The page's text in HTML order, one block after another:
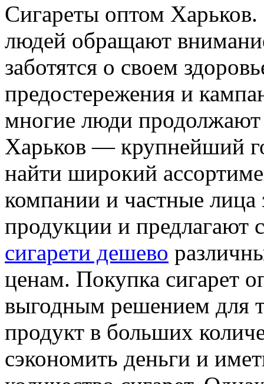
Сигареты оптом
людей обращают
заботятся о своем
предостережения и
многие люди продолжают
Харьков — крупнейший
найти широкий
компании и частные
продукции и предлагают
сигарети дешево
ценам. Покупка сигарет
выгодным решением для
продукт в больших
сэкономить деньги и